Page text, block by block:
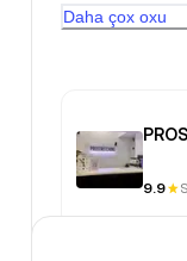
тренер и мы
Daha çox oxu
9.9